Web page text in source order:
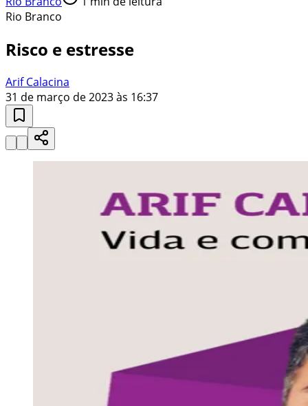
Rio Branco
Risco e estresse
Arif Calacina
31 de março de 2023 às 16:37